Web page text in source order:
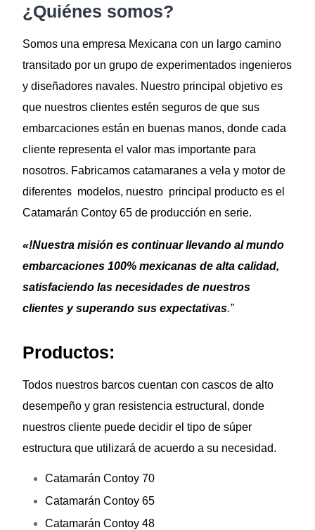
¿Quiénes somos?
Somos una empresa Mexicana con un largo camino
transitado por un grupo de experimentados ingenieros
y diseñadores navales. Nuestro principal objetivo es
que nuestros clientes estén seguros de que sus
embarcaciones están en buenas manos, donde cada
cliente representa el valor mas importante para
nosotros. Fabricamos catamaranes a vela y motor de
diferentes modelos, nuestro principal producto es el
Catamarán Contoy 65 de producción en serie.
«!Nuestra misión es continuar llevando al mundo
embarcaciones 100% mexicanas de alta calidad,
satisfaciendo las necesidades de nuestros
clientes y superando sus expectativas.”
Productos:
Todos nuestros barcos cuentan con cascos de alto
desempeño y gran resistencia estructural, donde
nuestros cliente puede decidir el tipo de súper
estructura que utilizará de acuerdo a su necesidad.
Catamarán Contoy 70
Catamarán Contoy 65
Catamarán Contoy 48